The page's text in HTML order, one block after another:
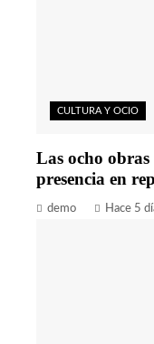
CULTURA Y OCIO
Las ocho
presencia en
demo Hace 5